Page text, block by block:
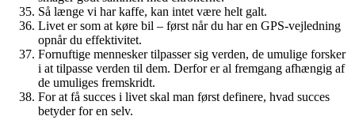
Så længe vi har kaffe, kan intet være helt galt.
Livet er som at køre bil – først når du har en GPS-vejledning
opnår du effektivitet.
Fornuftige mennesker tilpasser sig verden, de umulige forsker
i at tilpasse verden til dem. Derfor er al fremgang afhængig af
de umuliges fremskridt.
For at få succes i livet skal man først definere, hvad succes
betyder for en selv.